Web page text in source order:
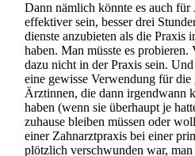
Dann nämlich könnte es auch
effektiver sein, besser drei
dienste anzubieten als die Praxis
haben. Man müsste es probieren.
dazu nicht in der Praxis sein.
eine gewisse Verwendung für
Ärztinnen, die dann irgendwann
haben (wenn sie überhaupt je
zuhause bleiben müssen oder
einer Zahnarztpraxis bei einer
plötzlich verschwunden war,